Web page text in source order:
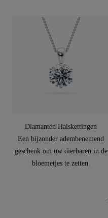
Diamanten Halskettingen
Een bijzonder adembenemend
geschenk om uw dierbaren in de
bloemetjes te zetten.